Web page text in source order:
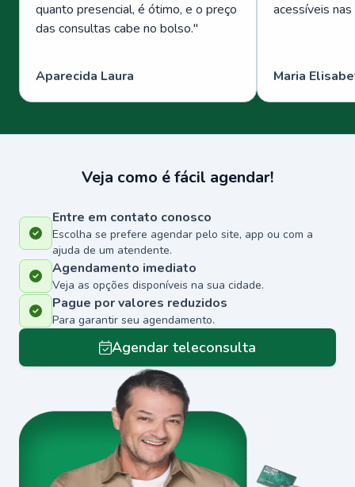
quanto presencial, é ótimo, e o preço
das consultas cabe no bolso."
Aparecida Laura
acessíveis
Maria
Veja como é fácil agendar!
Entre em contato conosco
Escolha se prefere agendar pelo site, app ou com a
ajuda de um atendente.
Agendamento imediato
Veja as opções disponíveis na sua cidade.
Pague por valores reduzidos
Para garantir seu agendamento.
Agendar teleconsulta